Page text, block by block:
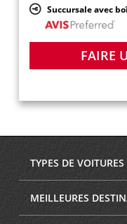
Succursale avec
FAIRE
TYPES DE
MEILLEURES